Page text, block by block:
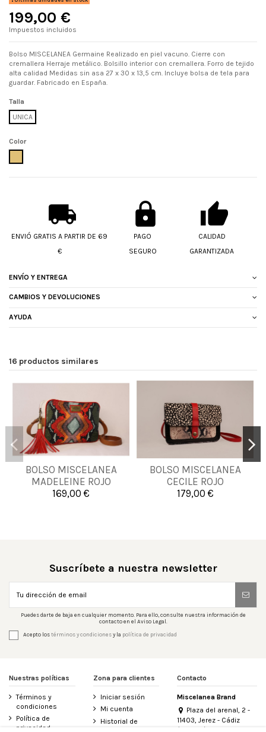
199,00 €
Impuestos incluidos
Bolso MISCELANEA Germaine Realizado en piel vacuno. Cierre con
cremallera Herraje metálico. Bolsillo interior con cremallera. Forro de tejido
alta calidad Medidas sin asa 27 x 30 x 13,5 cm. Incluye bolsa de tela para
guardar. Fabricado en España.
Talla
UNICA
Color
ENVIÓ GRATIS A PARTIR DE 69
€
PAGO
SEGURO
CALIDAD
GARANTIZADA
ENVÍO Y ENTREGA
CAMBIOS Y DEVOLUCIONES
AYUDA
16 productos similares
BOLSO MISCELANEA
MADELEINE ROJO
NARANJA
169,00 €
UNICA
Añadir al carrito
BOLSO MISCELANEA
CECILE ROJO
179,00 €
UNICA
Añadir al carrito
Suscríbete a nuestra newsletter
Puedes darte de baja en cualquier momento. Para ello, consulte nuestra información de
contacto en el Aviso Legal.
Acepto lostérminos y condicionesy la política de privacidad
Nuestras políticas
Términos y
condiciones
Política de
privacidad
Zona para clientes
Iniciar sesión
Mi cuenta
Historial de
Contacto
Miscelanea Brand
Plaza del arenal, 2 -
11403, Jerez - Cádiz
(España)